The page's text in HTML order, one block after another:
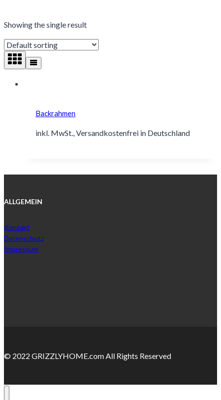
Showing the single result
Backrahmen
inkl. MwSt., Versandkostenfrei in Deutschland
ALLGEMEIN
Kontakt
Datenschutz
Impressum
© 2022 GRIZZLYHOME.com All Rights Reserved